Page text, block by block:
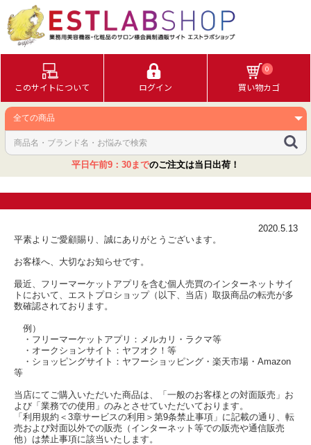
このサイトについて ログイン
0
買い物カゴ
平日午前9：30までのご注文は当日出荷！
2020.5.13
平素よりご愛顧賜り、誠にありがとうございます。
お客様へ、大切なお知らせです。
最近、フリーマーケットアプリを含む個人売買のインターネットサイ
トにおいて、エストプロショップ（以下、当店）取扱商品の転売が多
数確認されております。
例）
・フリーマーケットアプリ：メルカリ・ラクマ等
・オークションサイト：ヤフオク！等
・ショッピングサイト：ヤフーショッピング・楽天市場・Amazon
等
当店にてご購入いただいた商品は、「一般のお客様との対面販売」お
よび「業務での使用」のみとさせていただいております。
「利用規約＜3章サービスの利用＞第9条禁止事項」に記載の通り、転
売および対面以外での販売（インターネット等での販売や通信販売
他）は禁止事項に該当いたします。